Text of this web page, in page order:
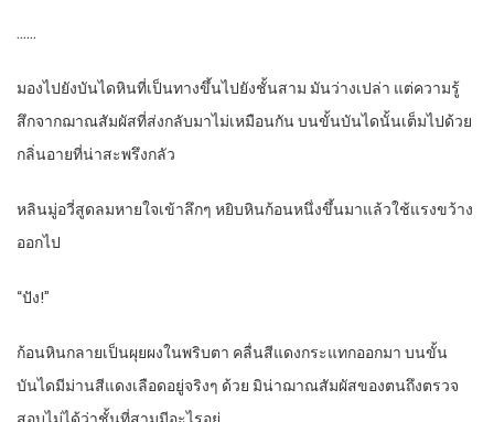
……
มองไปยังบันไดหินที่เป็นทางขึ้นไปยังชั้นสาม มันว่างเปล่า แต่ความรู้
สึกจากฌาณสัมผัสที่ส่งกลับมาไม่เหมือนกัน บนขั้นบันไดนั้นเต็มไปด้วย
กลิ่นอายที่น่าสะพรึงกลัว
หลินมู่อวี่สูดลมหายใจเข้าลึกๆ หยิบหินก้อนหนึ่งขึ้นมาแล้วใช้แรงขว้าง
ออกไป
“ปัง!”
ก้อนหินกลายเป็นผุยผงในพริบตา คลื่นสีแดงกระแทกออกมา บนขั้น
บันไดมีม่านสีแดงเลือดอยู่จริงๆ ด้วย มิน่าฌาณสัมผัสของตนถึงตรวจ